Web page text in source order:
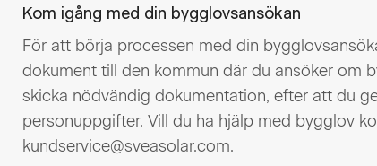
Kom igång med din bygglovsansökan
För att börja processen med din
dokument till den kommun där du ansöker om
skicka nödvändig dokumentation, efter att du
personuppgifter. Vill du ha hjälp med bygglov
kundservice@sveasolar.com.